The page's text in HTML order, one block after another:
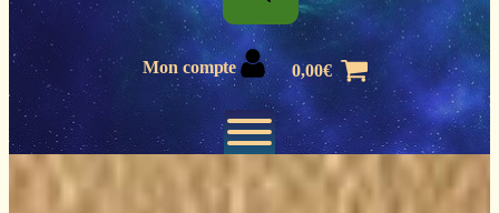
Mon compte 0,00€